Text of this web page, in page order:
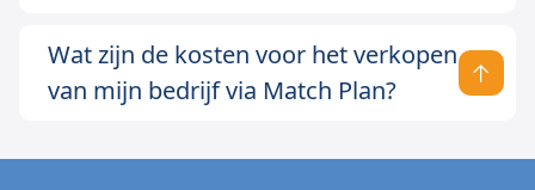
Wat zijn de kosten voor het verkopen
van mijn bedrijf via Match Plan?